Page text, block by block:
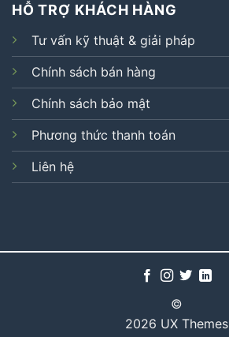
HỖ TRỢ KHÁCH HÀNG
Tư vấn kỹ thuật & giải pháp
Chính sách bán hàng
Chính sách bảo mật
Phương thức thanh toán
Liên hệ
©
2026 UX Themes